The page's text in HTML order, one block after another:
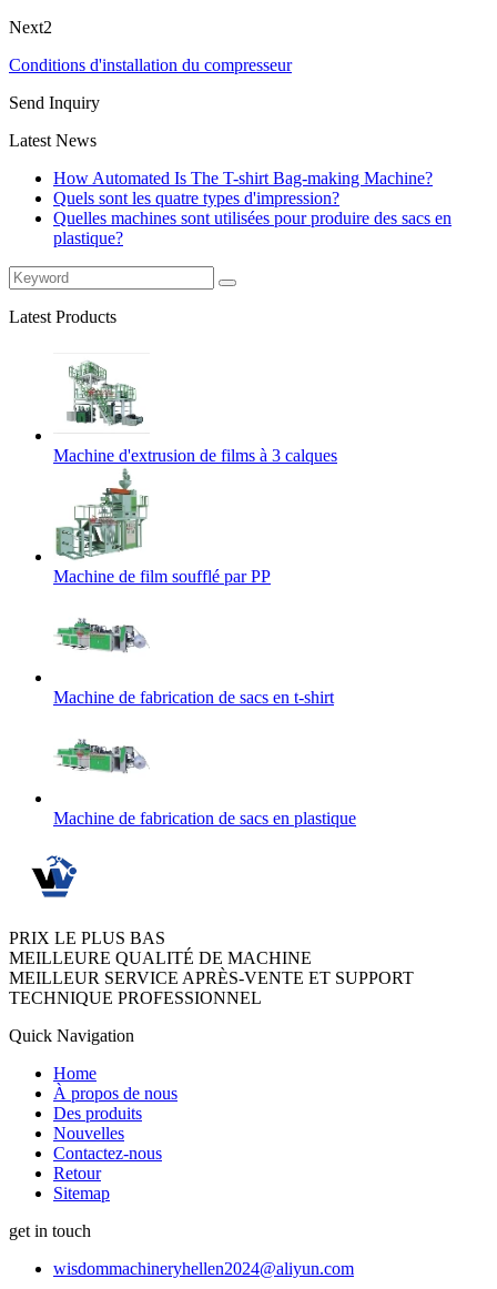
Next2
Conditions d'installation du compresseur
Send Inquiry
Latest News
How Automated Is The T-shirt Bag-making Machine?
Quels sont les quatre types d'impression?
Quelles machines sont utilisées pour produire des sacs en
plastique?
Latest Products
Machine d'extrusion de films à 3 calques
Machine de film soufflé par PP
Machine de fabrication de sacs en t-shirt
Machine de fabrication de sacs en plastique
PRIX LE PLUS BAS
MEILLEURE QUALITÉ DE MACHINE
MEILLEUR SERVICE APRÈS-VENTE ET SUPPORT
TECHNIQUE PROFESSIONNEL
Quick Navigation
Home
À propos de nous
Des produits
Nouvelles
Contactez-nous
Retour
Sitemap
get in touch
wisdommachineryhellen2024@aliyun.com